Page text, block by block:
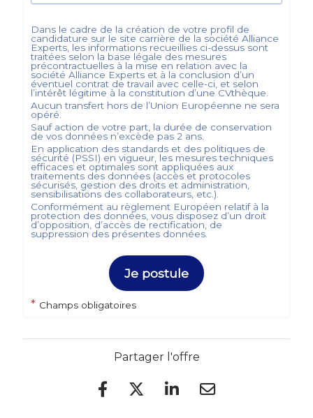
Dans le cadre de la création de votre profil de
candidature sur le site carrière de la société Alliance
Experts, les informations recueillies ci-dessus sont
traitées selon la base légale des mesures
précontractuelles à la mise en relation avec la
société Alliance Expertset à la conclusion d’un
éventuel contrat de travail avec celle-ci, et selon
l’intérêt légitime à la constitution d’une CVthèque.
Aucun transfert hors de l’Union Européenne ne sera
opéré.
Sauf action de votre part, la durée de conservation
de vos données n’excède pas 2 ans.
En application des standards et des politiques de
sécurité (PSSI) en vigueur, les mesures techniques
efficaces et optimales sont appliquées aux
traitements des données (accès et protocoles
sécurisés, gestion des droits et administration,
sensibilisations des collaborateurs, etc.).
Conformément au règlement Européen relatif à la
protection des données, vous disposez d’un droit
d’opposition, d’accès de rectification, de
suppression des présentes données.
Je postule
* Champs obligatoires
Partager l'offre